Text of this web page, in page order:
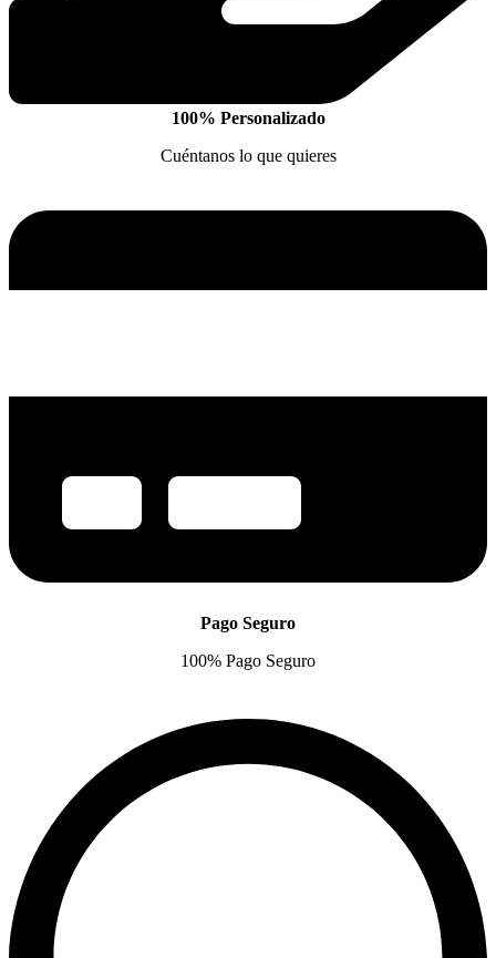
100% Personalizado
Cuéntanos lo que quieres
Pago Seguro
100% Pago Seguro